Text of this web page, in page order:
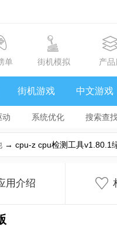
单 街机模拟 产品
街机游戏 中文游戏
动 系统优化 搜索查
→ cpu-z cpu检测工具v1.80.1
用介绍